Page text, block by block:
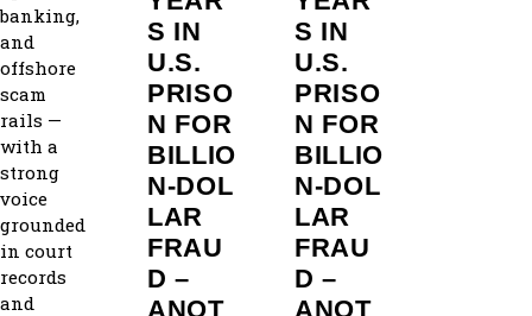
banking,
and
offshore
scam
rails —
with a
strong
voice
grounded
in court
records
and
S IN
U.S.
PRISO
N FOR
BILLIO
N‑DOL
LAR
FRAU
D –
ANOT
S IN
U.S.
PRISO
N FOR
BILLIO
N‑DOL
LAR
FRAU
D –
ANOT